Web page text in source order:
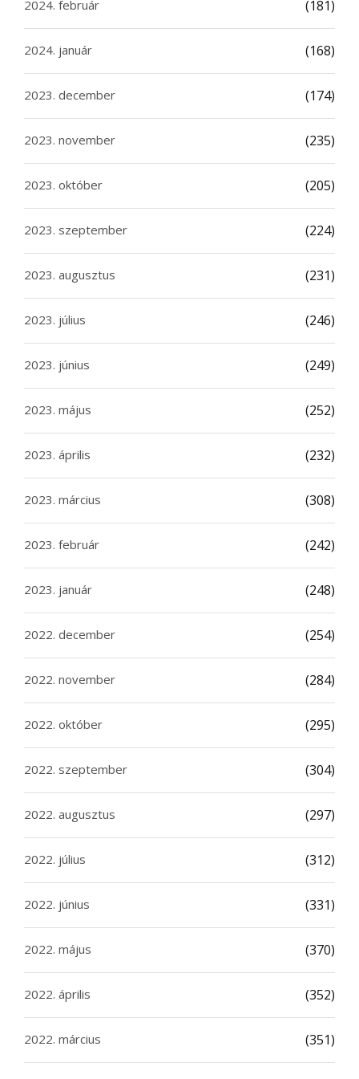
2024. február (181)
2024. január (168)
2023. december (174)
2023. november (235)
2023. október (205)
2023. szeptember (224)
2023. augusztus (231)
2023. július (246)
2023. június (249)
2023. május (252)
2023. április (232)
2023. március (308)
2023. február (242)
2023. január (248)
2022. december (254)
2022. november (284)
2022. október (295)
2022. szeptember (304)
2022. augusztus (297)
2022. július (312)
2022. június (331)
2022. május (370)
2022. április (352)
2022. március (351)